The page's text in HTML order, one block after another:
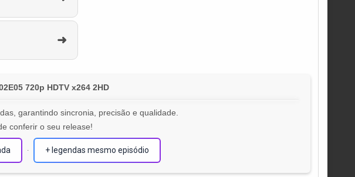
➜
720p HDTV x264 2HD
garantindo sincronia, precisão e qualidade.
conferir o seu release!
· + legendas mesmo episódio